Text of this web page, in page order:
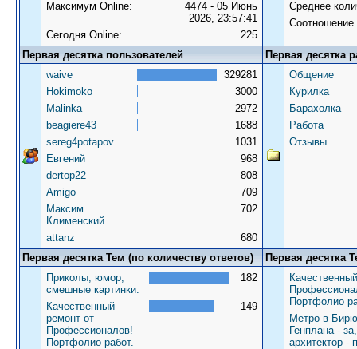
Максимум Online:
4474 - 05 Июнь
2026, 23:57:41
Сегодня Online:
225
Среднее
Первая десятка пользователей
Первая десятка
waive
329281
Hokimoko
3000
Malinka
2972
beagiere43
1688
sereg4potapov
1031
Евгений
968
dertop22
808
Amigo
709
Максим
Клименский
702
attanz 680
Общение
Курилка
Барахолка
Работа
Отзывы
Первая десятка Тем (по количеству ответов)
Первая десятка
Приколы, юмор,
смешные картинки.
182
Качественный
ремонт от
Профессионалов!
Портфолио работ.
149
Портфолио
Метро в
Генплана -
архитектор -